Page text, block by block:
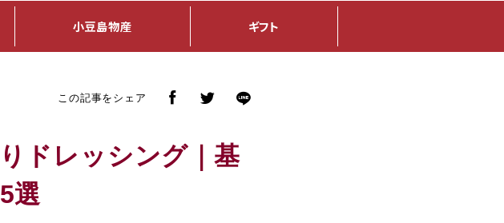
小豆島物産 ギフト
この記事をシェア
ドレッシング｜基
選